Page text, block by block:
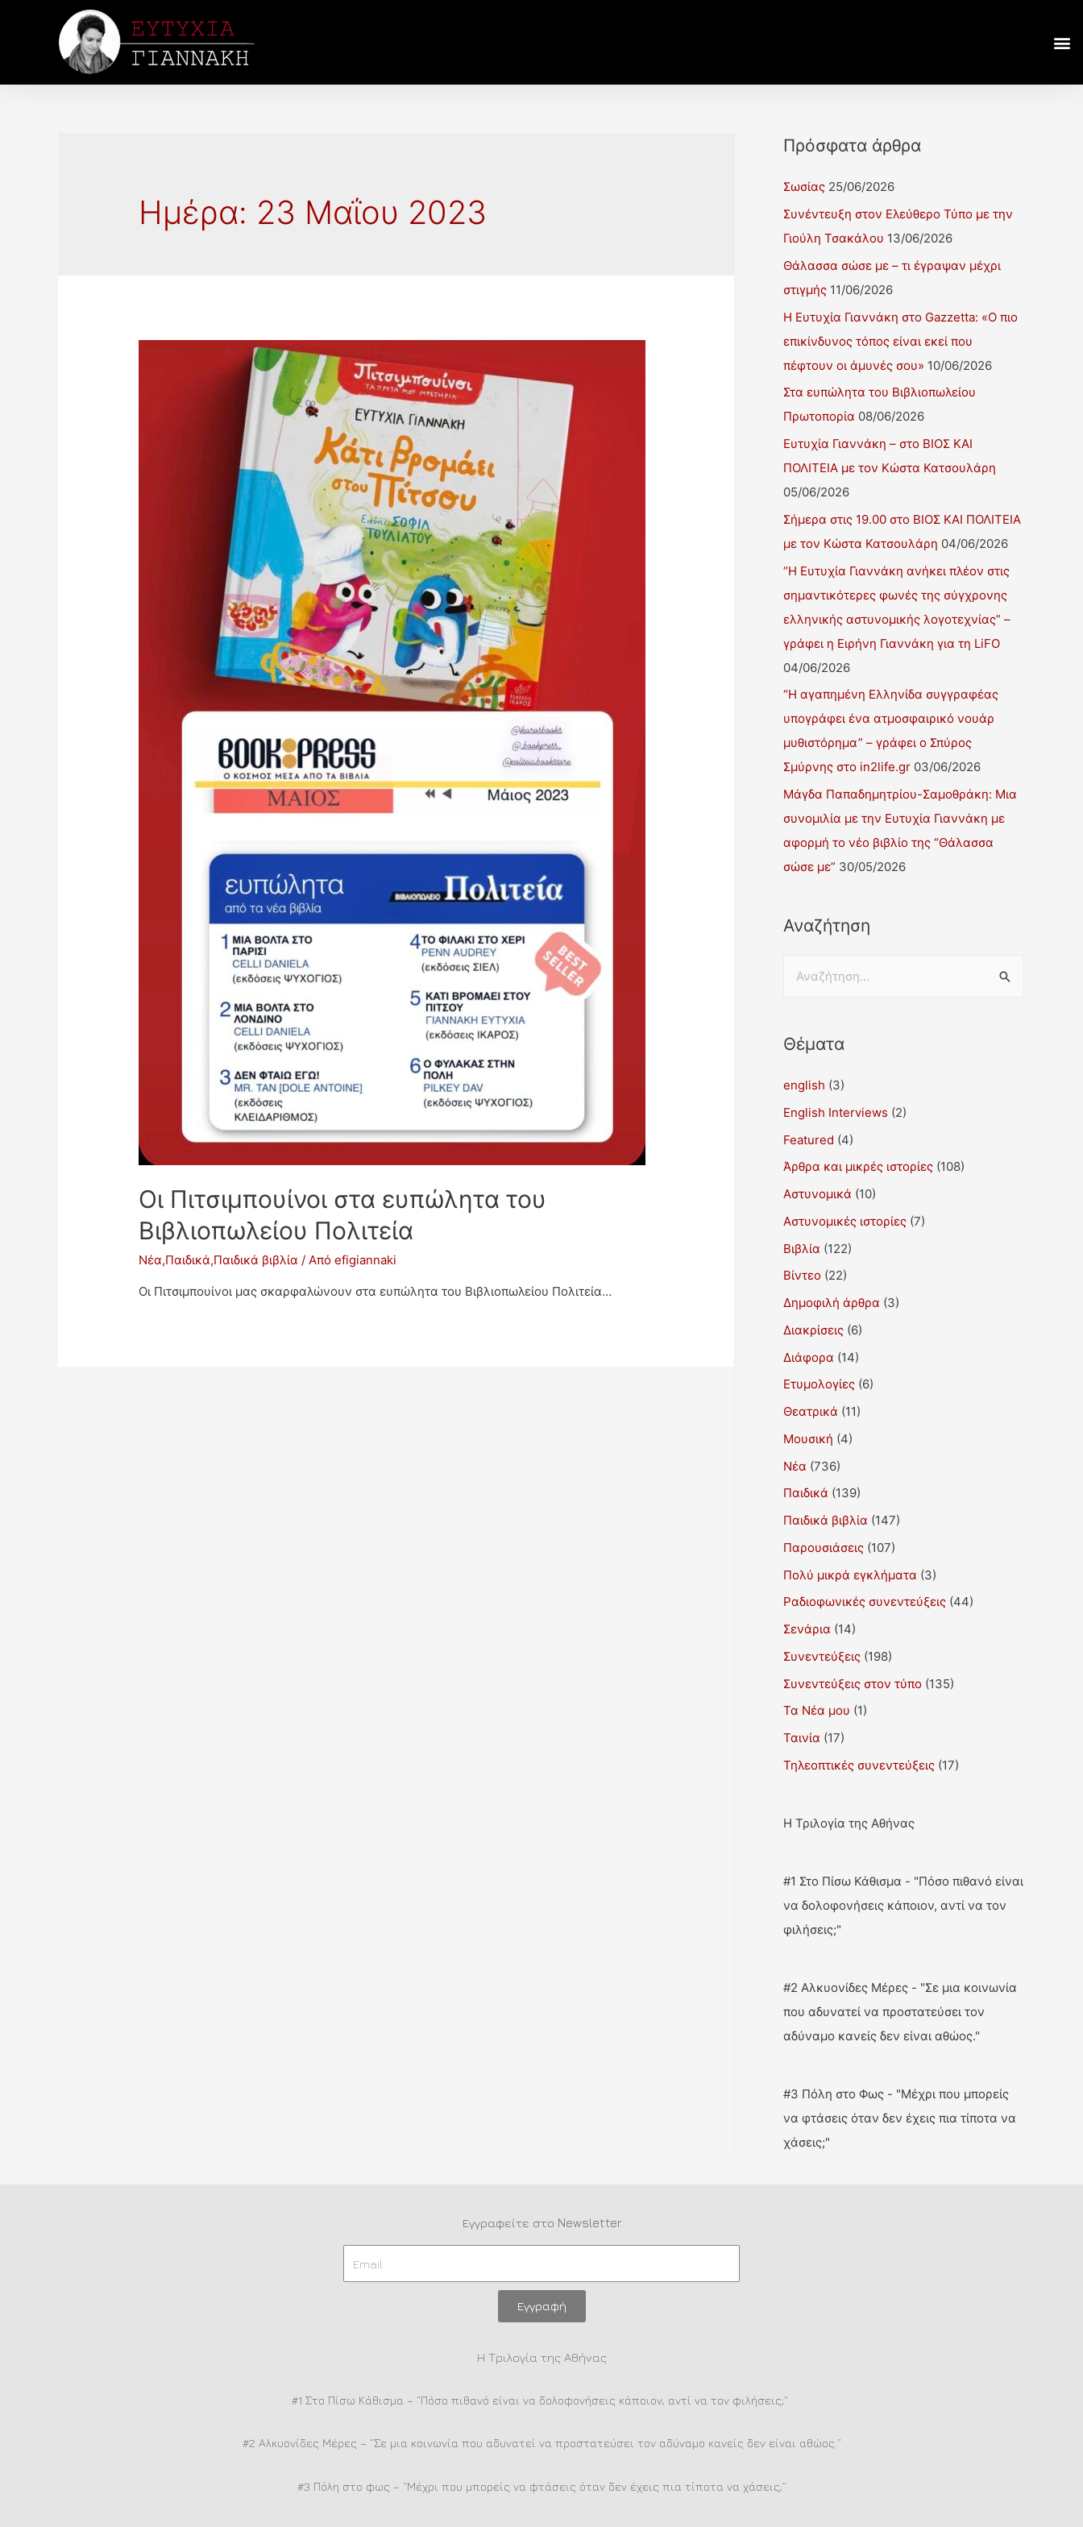
Ημέρα: 23 Μαΐου 2023
Οι Πιτσιμπουίνοι στα ευπώλητα του
Βιβλιοπωλείου Πολιτεία
Νέα,Παιδικά,Παιδικά βιβλία / Από efigiannaki
Οι Πιτσιμπουίνοι μας σκαρφαλώνουν στα ευπώλητα του Βιβλιοπωλείου Πολιτεία…
Πρόσφατα άρθρα
Σωσίας 25/06/2026
Συνέντευξη στον Ελεύθερο Τύπο με την
Γιούλη Τσακάλου 13/06/2026
Θάλασσα σώσε με – τι έγραψαν μέχρι
στιγμής 11/06/2026
Η Ευτυχία Γιαννάκη στο Gazzetta: «Ο πιο
επικίνδυνος τόπος είναι εκεί που
πέφτουν οι άμυνές σου» 10/06/2026
Στα ευπώλητα του Βιβλιοπωλείου
Πρωτοπορία 08/06/2026
Ευτυχία Γιαννάκη – στο ΒΙΟΣ ΚΑΙ
ΠΟΛΙΤΕΙΑ με τον Κώστα Κατσουλάρη
05/06/2026
Σήμερα στις 19.00 στο ΒΙΟΣ ΚΑΙ ΠΟΛΙΤΕΙΑ
με τον Κώστα Κατσουλάρη 04/06/2026
“Η Ευτυχία Γιαννάκη ανήκει πλέον στις
σημαντικότερες φωνές της σύγχρονης
ελληνικής αστυνομικής λογοτεχνίας” –
γράφει η Ειρήνη Γιαννάκη για τη LiFO
04/06/2026
“Η αγαπημένη Ελληνίδα συγγραφέας
υπογράφει ένα ατμοσφαιρικό νουάρ
μυθιστόρημα” – γράφει ο Σπύρος
Σμύρνης στο in2life.gr 03/06/2026
Μάγδα Παπαδημητρίου-Σαμοθράκη: Μια
συνομιλία με την Ευτυχία Γιαννάκη με
αφορμή το νέο βιβλίο της “Θάλασσα
σώσε με” 30/05/2026
Αναζήτηση
Θέματα
english (3)
English Interviews (2)
Featured (4)
Άρθρα και μικρές ιστορίες (108)
Αστυνομικά (10)
Αστυνομικές ιστορίες (7)
Βιβλία (122)
Βίντεο (22)
Δημοφιλή άρθρα (3)
Διακρίσεις (6)
Διάφορα (14)
Ετυμολογίες (6)
Θεατρικά (11)
Μουσική (4)
Νέα (736)
Παιδικά (139)
Παιδικά βιβλία (147)
Παρουσιάσεις (107)
Πολύ μικρά εγκλήματα (3)
Ραδιοφωνικές συνεντεύξεις (44)
Σενάρια (14)
Συνεντεύξεις (198)
Συνεντεύξεις στον τύπο (135)
Τα Νέα μου (1)
Ταινία (17)
Τηλεοπτικές συνεντεύξεις (17)
Η Τριλογία της Αθήνας
#1 Στο Πίσω Κάθισμα - "Πόσο πιθανό είναι
να δολοφονήσεις κάποιον, αντί να τον
φιλήσεις;"
#2 Αλκυονίδες Μέρες - "Σε μια κοινωνία
που αδυνατεί να προστατεύσει τον
αδύναμο κανείς δεν είναι αθώος."
#3 Πόλη στο Φως - "Μέχρι που μπορείς
να φτάσεις όταν δεν έχεις πια τίποτα να
χάσεις;"
Εγγραφείτε στο Newsletter
Εγγραφή
Η Τριλογία της Αθήνας
#1 Στο Πίσω Κάθισμα – “Πόσο πιθανό είναι να δολοφονήσεις κάποιον, αντί να τον φιλήσεις;”
#2 Αλκυονίδες Μέρες – “Σε μια κοινωνία που αδυνατεί να προστατεύσει τον αδύναμο κανείς δεν είναι αθώος.”
#3 Πόλη στο φως – “Μέχρι που μπορείς να φτάσεις όταν δεν έχεις πια τίποτα να χάσεις;”